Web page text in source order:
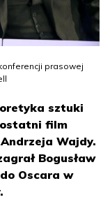
prasowej
sztuki
ostatni film
Wajdy.
Bogusław
Oscara w